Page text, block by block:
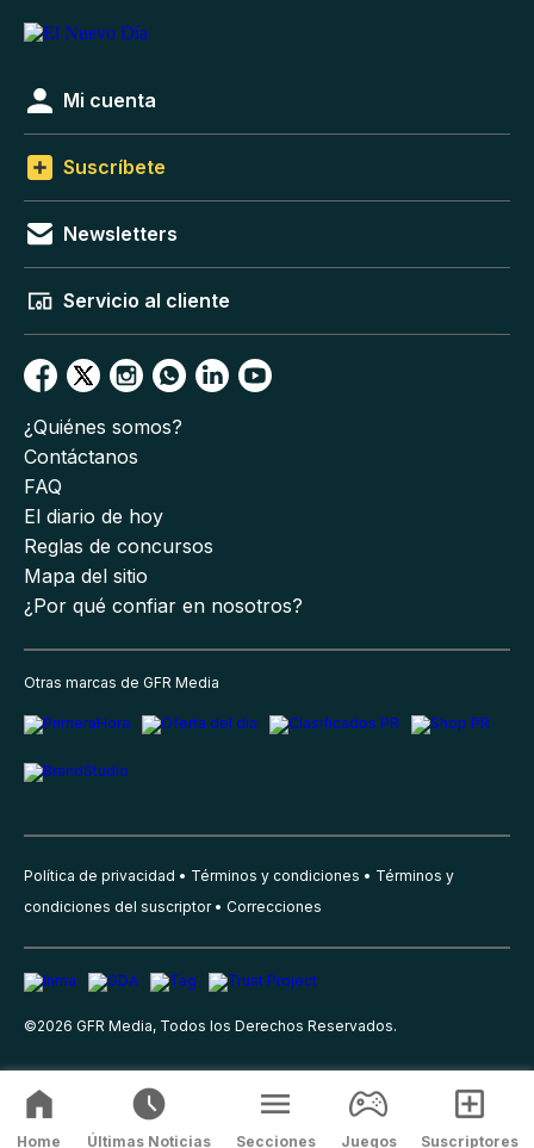
Mi cuenta
Suscríbete
Newsletters
Servicio al cliente
¿Quiénes somos?
Contáctanos
FAQ
El diario de hoy
Reglas de concursos
Mapa del sitio
¿Por qué confiar en nosotros?
Otras marcas de GFR Media
Política de privacidad Términos y condiciones
Términos y
condiciones del suscriptor
Correcciones
©2026 GFR Media, Todos los Derechos Reservados.
Home Últimas Noticias Secciones Juegos Suscriptores